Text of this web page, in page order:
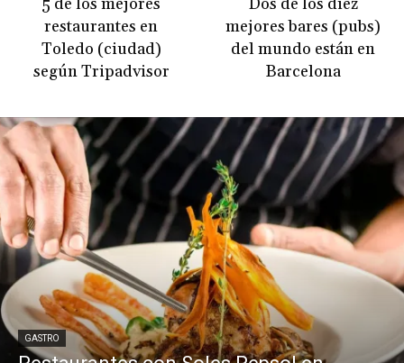
restaurantes en
Toledo (ciudad)
según Tripadvisor
mejores bares (pubs)
del mundo están en
Barcelona
GASTRO